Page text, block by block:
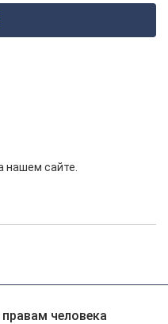
нашем сайте.
человека